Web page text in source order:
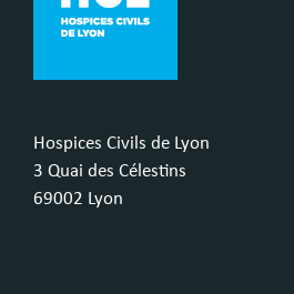
Hospices Civils de Lyon
3 Quai des Célestins
69002 Lyon